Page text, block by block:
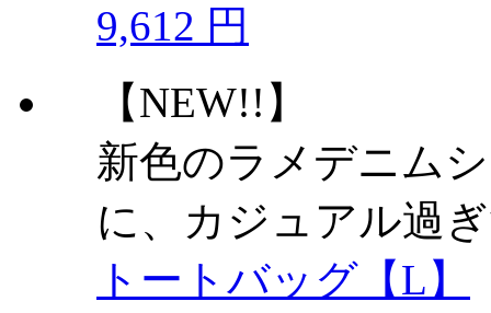
9,612 円
【NEW!!】
新色のラメデニム
に、カジュアル過
トートバッグ【L】